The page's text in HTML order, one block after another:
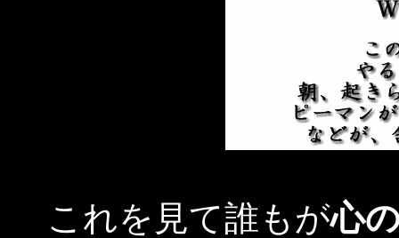
これを見て誰もが心